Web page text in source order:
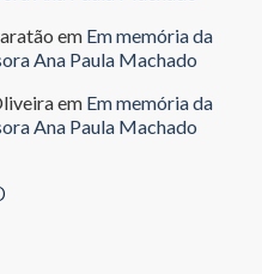
em Em memória da
Ana Paula Machado
em Em memória da
Ana Paula Machado